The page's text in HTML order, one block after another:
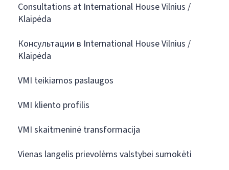
Consultations at International House Vilnius /
Klaipėda
Консультации в International House Vilnius /
Klaipėda
VMI teikiamos paslaugos
VMI kliento profilis
VMI skaitmeninė transformacija
Vienas langelis prievolėms valstybei sumokėti